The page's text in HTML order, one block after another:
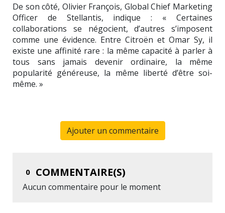
De son côté, Olivier François, Global Chief Marketing
Officer de Stellantis, indique : « Certaines
collaborations se négocient, d’autres s’imposent
comme une évidence. Entre Citroën et Omar Sy, il
existe une affinité rare : la même capacité à parler à
tous sans jamais devenir ordinaire, la même
popularité généreuse, la même liberté d’être soi-
même. »
Ajouter un commentaire
0 COMMENTAIRE(S)
Aucun commentaire pour le moment